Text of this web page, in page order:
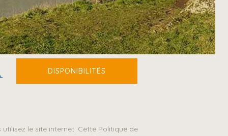
le site internet. Cette Politique de